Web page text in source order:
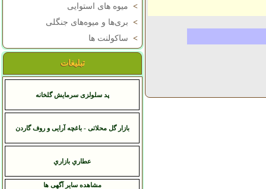
> میوه های استوایی
> بری‌ها و میوه‌های جنگلی
> ساکولنت ها
تبلیغات
پد سلولزی سرمایش گلخانه
بازار گل محلاتی - باغچه آرایی و روف گاردن
عطاري بازاري
مشاهده سایر آگهی ها